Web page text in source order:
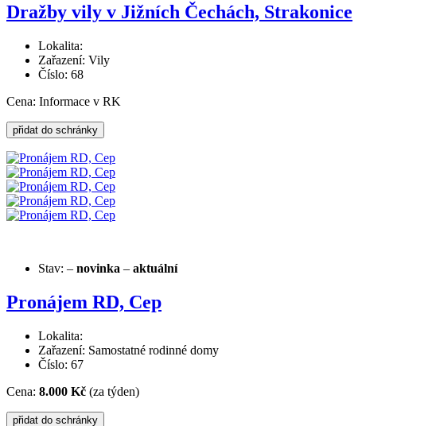
Dražby vily v Jižních Čechách, Strakonice
Lokalita:
Zařazení: Vily
Číslo: 68
Cena: Informace v RK
Stav: – novinka – aktuální
Pronájem RD, Cep
Lokalita:
Zařazení: Samostatné rodinné domy
Číslo: 67
Cena: 8.000 Kč (za týden)